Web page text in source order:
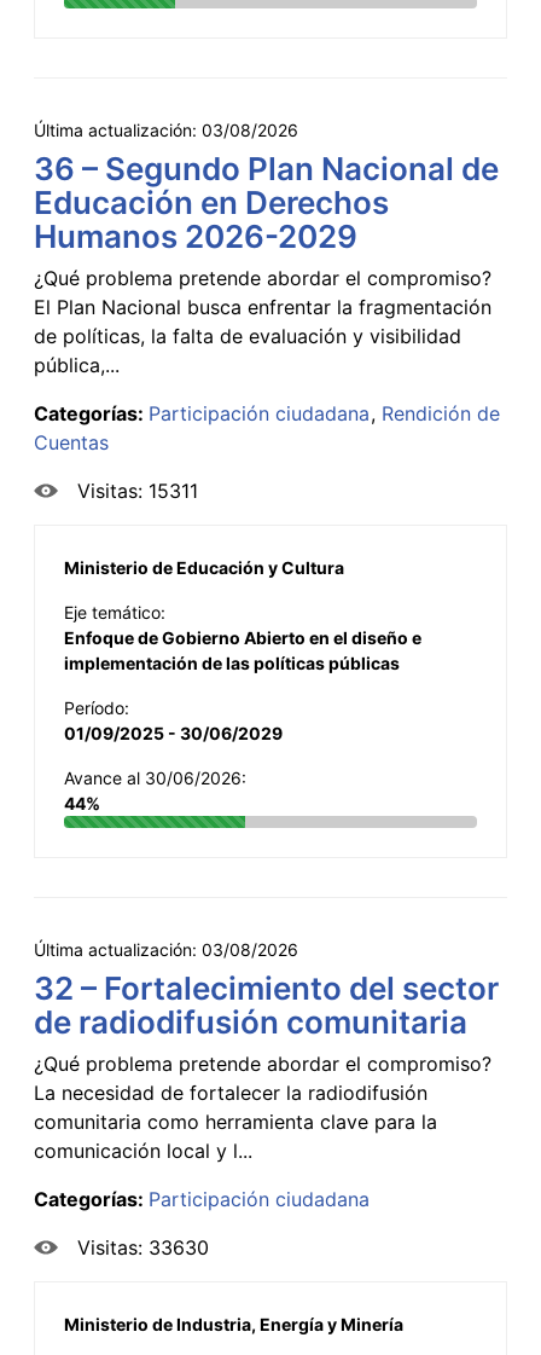
Última actualización: 03/08/2026
36 – Segundo Plan Nacional de
Educación en Derechos
Humanos 2026-2029
¿Qué problema pretende abordar el compromiso?
El Plan Nacional busca enfrentar la fragmentación
de políticas, la falta de evaluación y visibilidad
pública,...
Categorías: Participación ciudadana Rendición de
Cuentas
Visitas: 15311
Ministerio de Educación y Cultura
Eje temático:
Enfoque de Gobierno Abierto en el diseño e
implementación de las políticas públicas
Período:
01/09/2025 - 30/06/2029
Avance al 30/06/2026:
44%
Última actualización: 03/08/2026
32 – Fortalecimiento del sector
de radiodifusión comunitaria
¿Qué problema pretende abordar el compromiso?
La necesidad de fortalecer la radiodifusión
comunitaria como herramienta clave para la
comunicación local y l...
Categorías: Participación ciudadana
Visitas: 33630
Ministerio de Industria, Energía y Minería